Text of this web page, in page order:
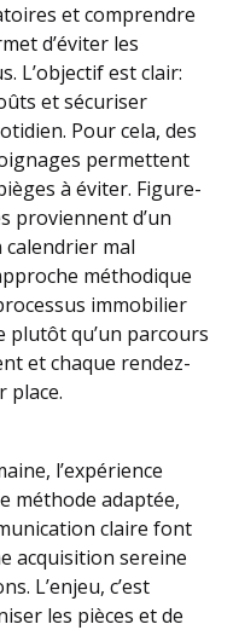
et comprendre
d’éviter les
L’objectif est clair:
et sécuriser
Pour cela, des
permettent
à éviter. Figure-
proviennent d’un
calendrier mal
méthodique
immobilier
qu’un parcours
et chaque rendez-
place.
l’expérience
méthode adaptée,
claire font
acquisition sereine
L’enjeu, c’est
les pièces et de